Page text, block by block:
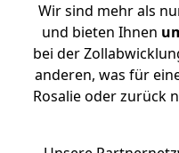
Wir sind mehr als
und bieten Ihnen
bei der
anderen, was für
Rosalie oder zurück